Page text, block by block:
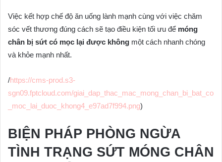
Việc kết hợp chế độ ăn uống lành mạnh cùng với việc chăm
sóc vết thương đúng cách sẽ tạo điều kiện tối ưu để móng
chân bị sứt có mọc lại được không một cách nhanh chóng
và khỏe mạnh nhất.
/https://cms-prod.s3-
sgn09.fptcloud.com/giai_dap_thac_mac_mong_chan_bi_bat_co
_moc_lai_duoc_khong4_e97ad7f994.png)
BIỆN PHÁP PHÒNG NGỪA
TÌNH TRẠNG SỨT MÓNG CHÂN